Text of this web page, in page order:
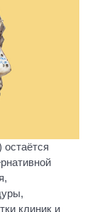
клиник и